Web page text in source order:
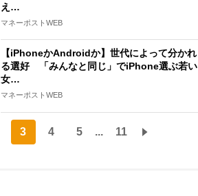
え…
マネーポストWEB
【iPhoneかAndroidか】世代によって分かれ
る選好 「みんなと同じ」でiPhone選ぶ若い
女…
マネーポストWEB
3 4 5 ... 11